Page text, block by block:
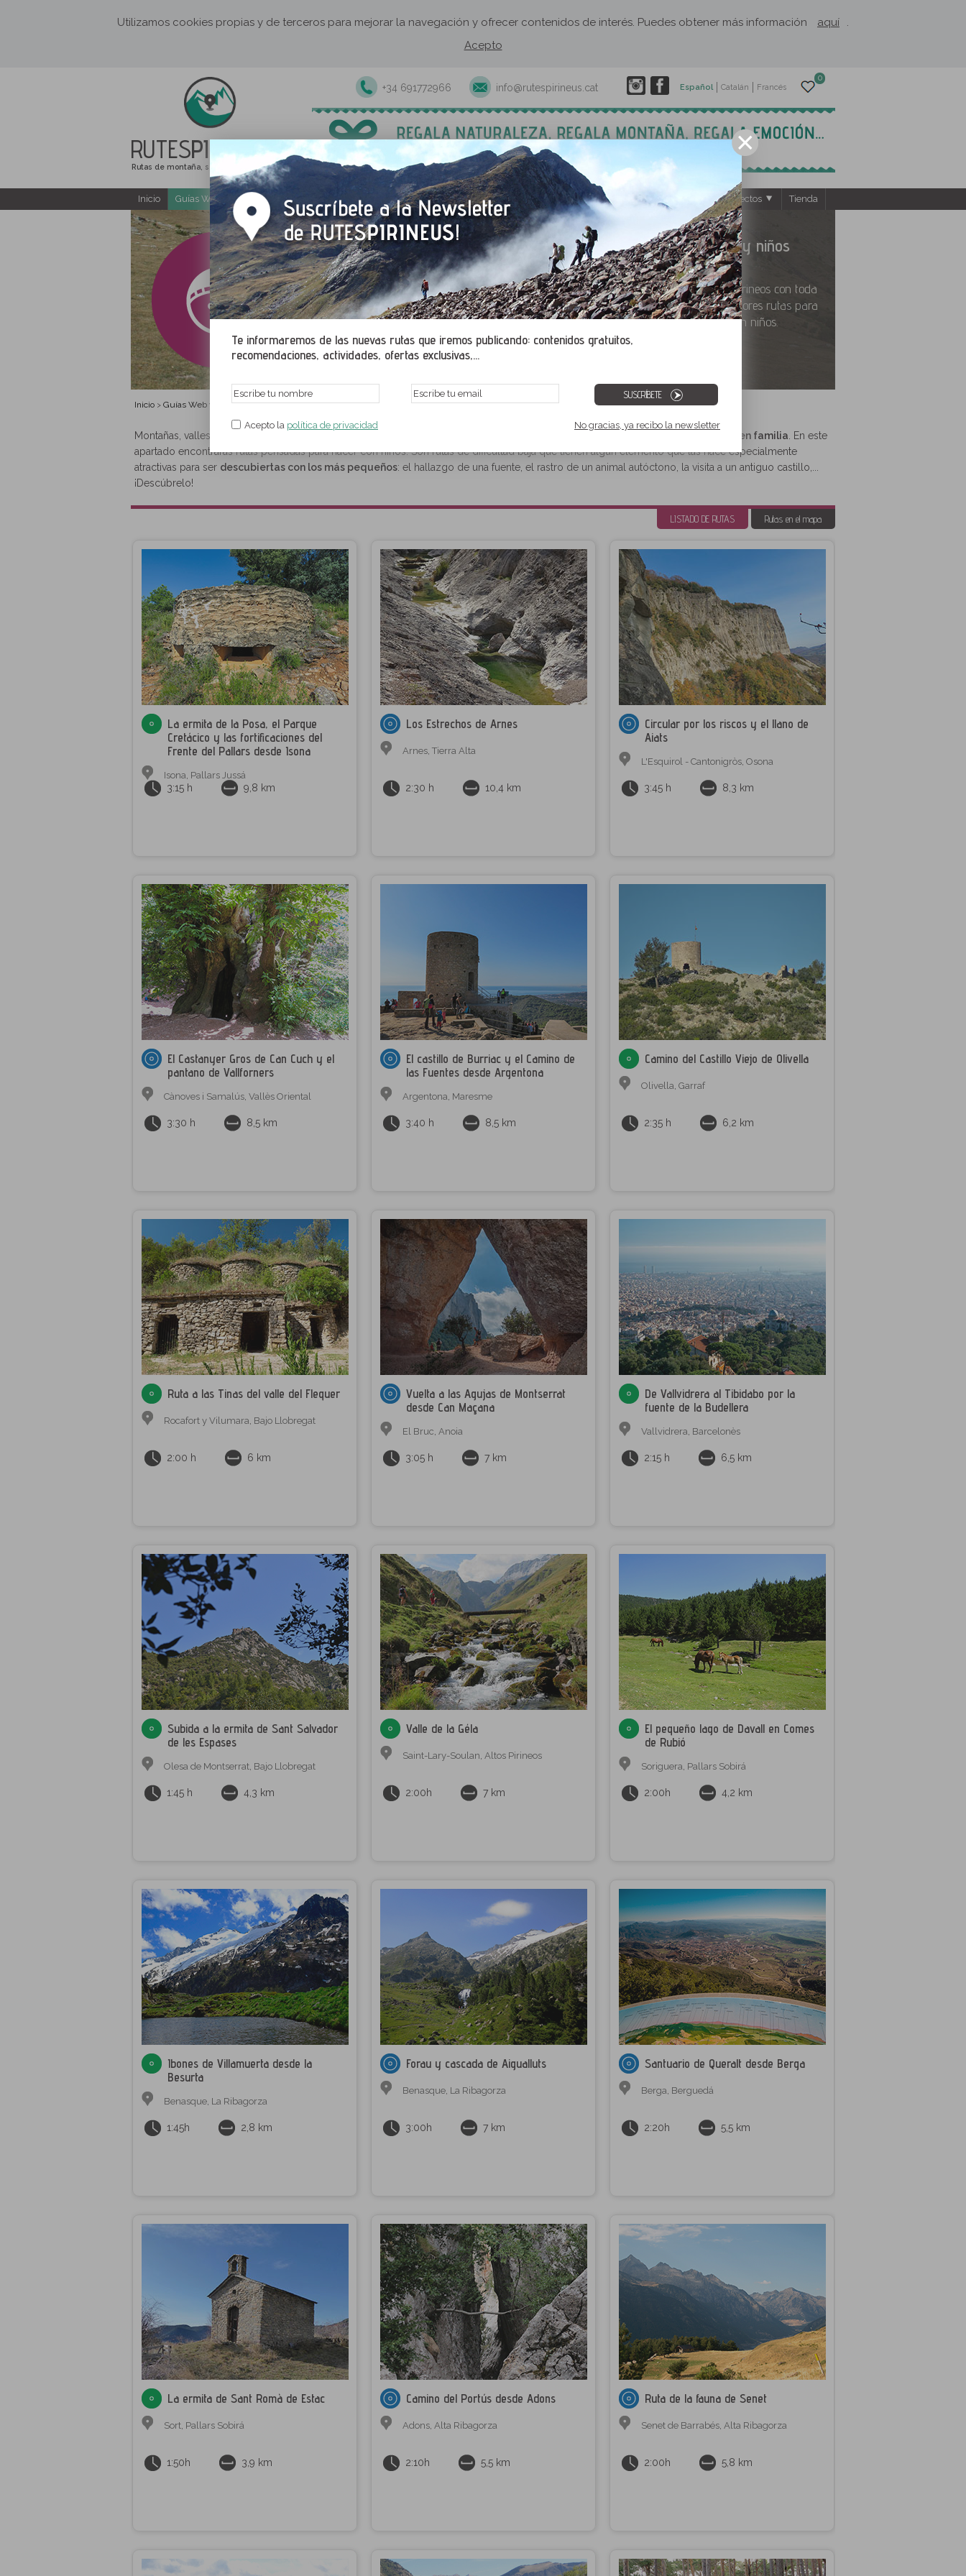
Utilizamos cookies propias y de terceros para mejorar la navegación y ofrecer contenidos de interés. Puedes obtener más información aquí
.
Acepto
RUTESPIRINEUS
Rutas de montaña, senderismo y excursiones
0
Español Catalán Francés
+34 691772966 info@rutespirineus.cat
Te informaremos de las nuevas rutas que iremos publicando: contenidos gratuitos,
recomendaciones, actividades, ofertas exclusivas,...
SUSCRÍBETE
Acepto la política de privacidad No gracias, ya recibo la newsletter
Inicio Guías Web y PDF gratuitas Excursiones y actividades guiadas Rutas autoguiadas Establecimientos El Rusc: Proyectos Tienda
Familias y niños
Disfruta de los Pirineos con toda
la familia, las mejores rutas para
hacer con niños.
Inicio > Guías Web y PDF gratuítas>Rutas en família y niños en el Pirineo
Montañas, valles, ríos, animales, bosques, prados, castillos, puentes, ermitas,... El Pirineo es un espacio ideal para vivir y disfrutar en familia . En este
apartado encontrarás rutas pensadas para hacer con niños. Son rutas de dificultad baja que tienen algún elemento que las hace especialmente
atractivas para ser descubiertas con los más pequeños: el hallazgo de una fuente, el rastro de un animal autóctono, la visita a un antiguo castillo,...
¡Descúbrelo!
Rutas en el mapa
LISTADO DE RUTAS
La ermita de la Posa, el Parque
Cretácico y las fortificaciones del
Frente del Pallars desde Isona
Isona, Pallars Jussá
3:15 h 9,8 km
Los Estrechos de Arnes
Arnes, Tierra Alta
2:30 h 10,4 km
Circular por los riscos y el llano de
Aiats
L'Esquirol - Cantonigròs, Osona
3:45 h 8,3 km
El Castanyer Gros de Can Cuch y el
pantano de Vallforners
Cànoves i Samalús, Vallès Oriental
3:30 h 8,5 km
El castillo de Burriac y el Camino de
las Fuentes desde Argentona
Argentona, Maresme
3:40 h 8,5 km
Camino del Castillo Viejo de Olivella
Olivella, Garraf
2:35 h 6,2 km
Ruta a las Tinas del valle del Flequer
Rocafort y Vilumara, Bajo Llobregat
2:00 h 6 km
Vuelta a las Agujas de Montserrat
desde Can Maçana
El Bruc, Anoia
3:05 h 7 km
De Vallvidrera al Tibidabo por la
fuente de la Budellera
Vallvidrera, Barcelonès
2:15 h 6,5 km
Subida a la ermita de Sant Salvador
de les Espases
Olesa de Montserrat, Bajo Llobregat
1:45 h 4,3 km
Valle de la Géla
Saint-Lary-Soulan, Altos Pirineos
2:00h 7 km
El pequeño lago de Davall en Comes
de Rubió
Soriguera, Pallars Sobirá
2:00h 4,2 km
Ibones de Villamuerta desde la
Besurta
Benasque, La Ribagorza
1:45h 2,8 km
Forau y cascada de Aigualluts
Benasque, La Ribagorza
3:00h 7 km
Santuario de Queralt desde Berga
Berga, Berguedá
2:20h 5,5 km
La ermita de Sant Romà de Estac
Sort, Pallars Sobirá
1:50h 3,9 km
Camino del Portús desde Adons
Adons, Alta Ribagorza
2:10h 5,5 km
Ruta de la fauna de Senet
Senet de Barrabés, Alta Ribagorza
2:00h 5,8 km